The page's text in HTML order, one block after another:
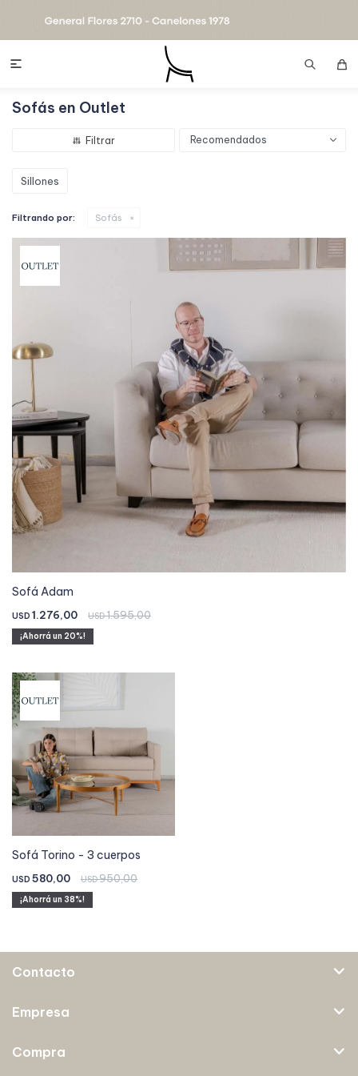

Sofás en Outlet
Recomendados
Sillones
Filtrando por: Sofás
Sofá Adam
USD 1.276,00 USD1.595,00
20
Sofá Torino - 3 cuerpos
USD 580,00 USD950,00
38
Contacto
Empresa
Compra